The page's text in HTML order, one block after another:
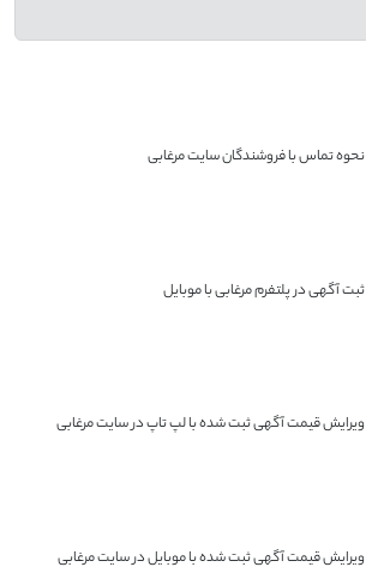
نحوه تماس با فروشندگان سایت مرغابی
ثبت آگهی در پلتفرم مرغابی با موبایل
ویرایش قیمت آگهی ثبت شده با لپ تاپ در سایت مرغابی
ویرایش قیمت آگهی ثبت شده با موبایل در سایت مرغابی